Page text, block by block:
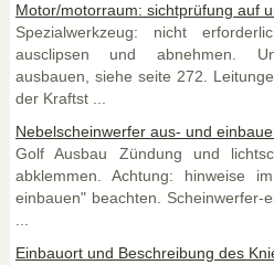
Motor/motorraum: sichtprüfung auf
Spezialwerkzeug: nicht
ausclipsen und abnehmen.
ausbauen, siehe seite 272.
der Kraftst ...
Nebelscheinwerfer aus- und
Golf Ausbau Zündung und
abklemmen. Achtung: hinweise
einbauen" beachten. Scheinwerfer-
...
Einbauort und Beschreibung des